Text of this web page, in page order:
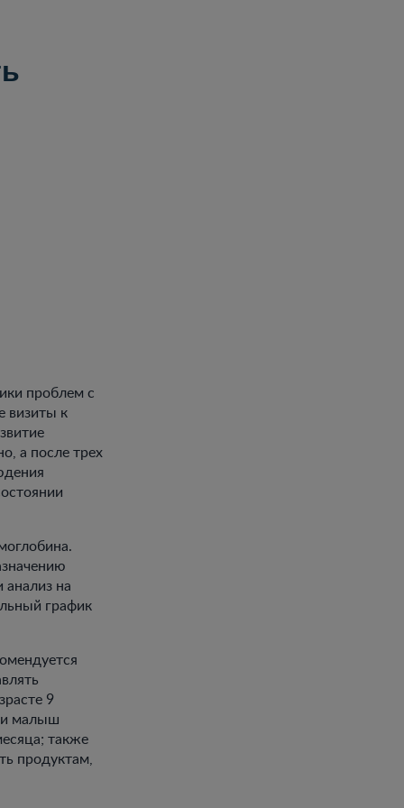
проблем с
визиты к
а после трех
анализ на
график
9
малыш
также
продуктам,